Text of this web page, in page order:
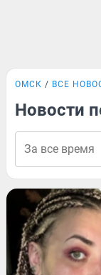
ОМСК ВСЕ
Новости